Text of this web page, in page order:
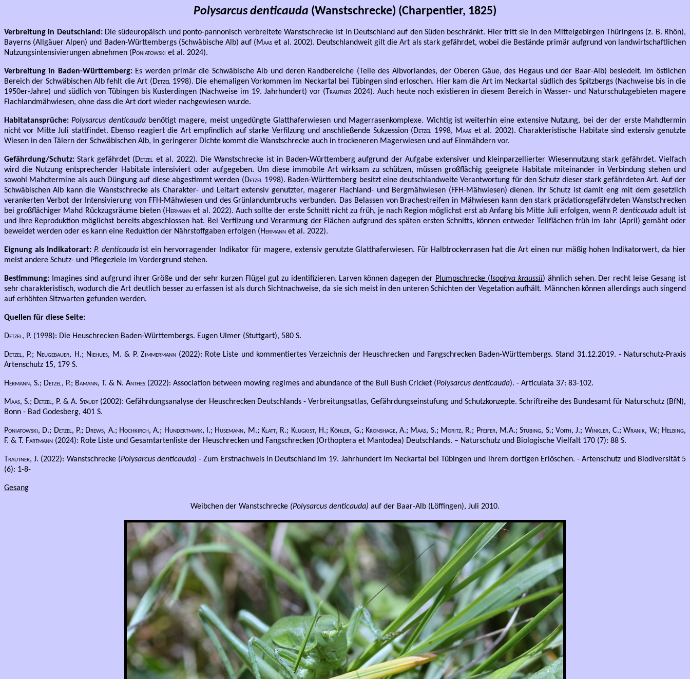
Polysarcus denticauda (Wanstschrecke) (Charpentier, 1825)
Verbreitung in Deutschland:Die südeuropäisch und ponto-pannonisch verbreitete Wanstschrecke ist in Deutschland auf den Süden beschränkt. Hier tritt sie in den Mittelgebirgen Thüringens (z. B. Rhön),
Bayerns (Allgäuer Alpen) und Baden-Württembergs (Schwäbische Alb) auf (Maaset al. 2002). Deutschlandweit gilt die Art als stark gefährdet, wobei die Bestände primär aufgrund von landwirtschaftlichen
Nutzungsintensivierungen abnehmen (Poniatowski et al. 2024).
Verbreitung in Baden-Württemberg:Es werden primär die Schwäbische Alb und deren Randbereiche (Teile des Albvorlandes, der Oberen Gäue, des Hegaus und der Baar-Alb) besiedelt. Im östlichen
Bereich der Schwäbischen Alb fehlt die Art (Detzel1998). Die ehemaligen Vorkommen im Neckartal bei Tübingen sind erloschen. Hier kam die Art im Neckartal südlich des Spitzbergs (Nachweise bis in die
1950er-Jahre) und südlich von Tübingen bis Kusterdingen (Nachweise im 19. Jahrhundert) vor (Trautner 2024). Auch heute noch existieren in diesem Bereich in Wasser- und Naturschutzgebieten magere
Flachlandmähwiesen, ohne dass die Art dort wieder nachgewiesen wurde.
Habitatansprüche: Polysarcus denticaudabenötigt magere, meist ungedüngte Glatthaferwiesen und Magerrasenkomplexe. Wichtig ist weiterhin eine extensive Nutzung, bei der der erste Mahdtermin
nicht vor Mitte Juli stattfindet. Ebenso reagiert die Art empfindlich auf starke Verfilzung und anschließende Sukzession (Detzel 1998, Maas et al. 2002). Charakteristische Habitate sind extensiv genutzte
Wiesen in den Tälern der Schwäbischen Alb, in geringerer Dichte kommt die Wanstschrecke auch in trockeneren Magerwiesen und auf Einmähdern vor.
Gefährdung/Schutz: Stark gefährdet (Detzel et al. 2022). Die Wanstschrecke ist in Baden-Württemberg aufgrund der Aufgabe extensiver und kleinparzellierter Wiesennutzung stark gefährdet. Vielfach
wird die Nutzung entsprechender Habitate intensiviert oder aufgegeben. Um diese immobile Art wirksam zu schützen, müssen großflächig geeignete Habitate miteinander in Verbindung stehen und
sowohl Mahdtermine als auch Düngung auf diese abgestimmt werden (Detzel1998). Baden-Württemberg besitzt eine deutschlandweite Verantwortung für den Schutz dieser stark gefährdeten Art. Auf der
Schwäbischen Alb kann die Wanstschrecke als Charakter- und Leitart extensiv genutzter, magerer Flachland- und Bergmähwiesen (FFH-Mähwiesen) dienen. Ihr Schutz ist damit eng mit dem gesetzlich
verankerten Verbot der Intensivierung von FFH-Mähwiesen und des Grünlandumbruchs verbunden. Das Belassen von Brachestreifen in Mähwiesen kann den stark prädationsgefährdeten Wanstschrecken
bei großflächiger Mahd Rückzugsräume bieten (Hermann et al. 2022). Auch sollte der erste Schnitt nicht zu früh, je nach Region möglichst erst ab Anfang bis Mitte Juli erfolgen, wennP. denticaudaadult ist
und ihre Reproduktion möglichst bereits abgeschlossen hat. Bei Verfilzung und Verarmung der Flächen aufgrund des späten ersten Schnitts, können entweder Teilflächen früh im Jahr (April) gemäht oder
beweidet werden oder es kann eine Reduktion der Nährstoffgaben erfolgen (Hermann et al. 2022).
Eignung als Indikatorart: P. denticaudaist ein hervorragender Indikator für magere, extensiv genutzte Glatthaferwiesen. Für Halbtrockenrasen hat die Art einen nur mäßig hohen Indikatorwert, da hier
meist andere Schutz- und Pflegeziele im Vordergrund stehen.
Bestimmung: Imagines sind aufgrund ihrer Größe und der sehr kurzen Flügel gut zu identifizieren. Larven können dagegen der Plumpschrecke (Isophya kraussii) ähnlich sehen. Der recht leise Gesang ist
sehr charakteristisch, wodurch die Art deutlich besser zu erfassen ist als durch Sichtnachweise, da sie sich meist in den unteren Schichten der Vegetation aufhält. Männchen können allerdings auch singend
auf erhöhten Sitzwarten gefunden werden.
Quellen für diese Seite:
Detzel, P. (1998): Die Heuschrecken Baden-Württembergs. Eugen Ulmer (Stuttgart), 580 S.
Detzel, P.; Neugebauer, H.; Niehues, M. & P. Zimmermann(2022): Rote Liste und kommentiertes Verzeichnis der Heuschrecken und Fangschrecken Baden-Württembergs. Stand 31.12.2019. - Naturschutz-Praxis
Artenschutz 15, 179 S.
Hermann, S.; Detzel, P.; Bamann, T. & N. Anthes (2022): Association between mowing regimes and abundance of the Bull Bush Cricket (Polysarcus denticauda). - Articulata 37: 83-102.
Maas, S.; Detzel, P. & A. Staudt(2002): Gefährdungsanalyse der Heuschrecken Deutschlands - Verbreitungsatlas, Gefährdungseinstufung und Schutzkonzepte. Schriftreihe des Bundesamt für Naturschutz (BfN),
Bonn - Bad Godesberg, 401 S.
Poniatowski, D.; Detzel, P.; Drews, A.; Hochkirch, A.; Hundertmark, I.; Husemann, M.; Klatt, R.; Klugkist, H.; Köhler, G.; Kronshage, A.; Maas, S.; Moritz, R.; Pfeifer, M.A.; Stübing, S.; Voith, J.; Winkler, C.; Wranik, W.; Helbing,
F. & T. Fartmann (2024): Rote Liste und Gesamtartenliste der Heuschrecken und Fangschrecken (Orthoptera et Mantodea) Deutschlands. – Naturschutz und Biologische Vielfalt 170 (7): 88 S.
Trautner, J. (2022): Wanstschrecke (Polysarcus denticauda) - Zum Erstnachweis in Deutschland im 19. Jahrhundert im Neckartal bei Tübingen und ihrem dortigen Erlöschen. - Artenschutz und Biodiversität 5
(6): 1-8-
Gesang
Weibchen der Wanstschrecke (Polysarcus denticauda) auf der Baar-Alb (Löffingen), Juli 2010.